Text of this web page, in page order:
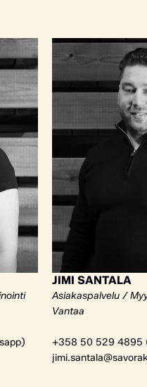
JIMI SANTALA
Asiakaspalvelu /
Vantaa
+358 50 529 4895